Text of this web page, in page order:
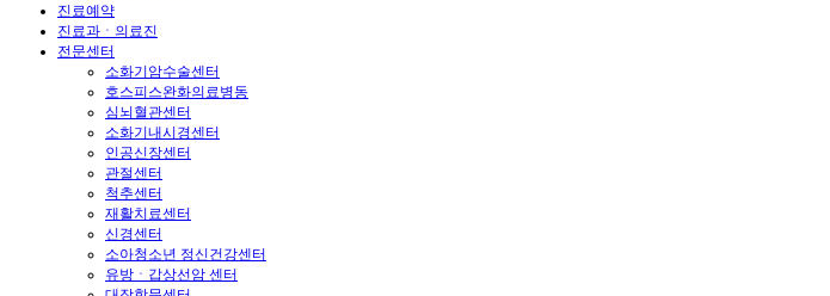
진료예약
진료과ㆍ의료진
전문센터
소화기암수술센터
호스피스완화의료병동
심뇌혈관센터
소화기내시경센터
인공신장센터
관절센터
척추센터
재활치료센터
신경센터
소아청소년 정신건강센터
유방ㆍ갑상선암 센터